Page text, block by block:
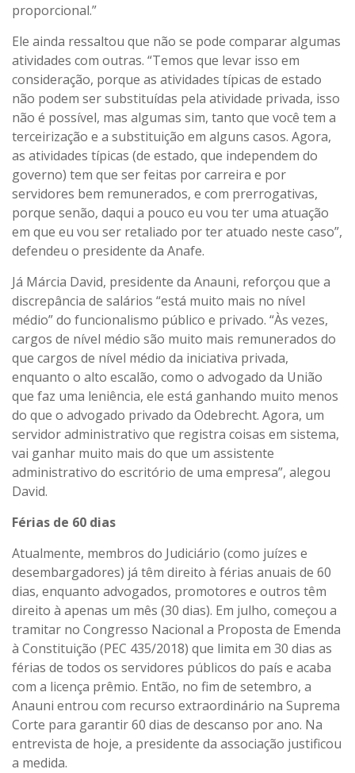
proporcional.”
Ele ainda ressaltou que não se pode comparar algumas
atividades com outras. “Temos que levar isso em
consideração, porque as atividades típicas de estado
não podem ser substituídas pela atividade privada, isso
não é possível, mas algumas sim, tanto que você tem a
terceirização e a substituição em alguns casos. Agora,
as atividades típicas (de estado, que independem do
governo) tem que ser feitas por carreira e por
servidores bem remunerados, e com prerrogativas,
porque senão, daqui a pouco eu vou ter uma atuação
em que eu vou ser retaliado por ter atuado neste caso”,
defendeu o presidente da Anafe.
Já Márcia David, presidente da Anauni, reforçou que a
discrepância de salários “está muito mais no nível
médio” do funcionalismo público e privado. “Às vezes,
cargos de nível médio são muito mais remunerados do
que cargos de nível médio da iniciativa privada,
enquanto o alto escalão, como o advogado da União
que faz uma leniência, ele está ganhando muito menos
do que o advogado privado da Odebrecht. Agora, um
servidor administrativo que registra coisas em sistema,
vai ganhar muito mais do que um assistente
administrativo do escritório de uma empresa”, alegou
David.
Férias de 60 dias
Atualmente, membros do Judiciário (como juízes e
desembargadores) já têm direito à férias anuais de 60
dias, enquanto advogados, promotores e outros têm
direito à apenas um mês (30 dias). Em julho, começou a
tramitar no Congresso Nacional a Proposta de Emenda
à Constituição (PEC 435/2018) que limita em 30 dias as
férias de todos os servidores públicos do país e acaba
com a licença prêmio. Então, no fim de setembro, a
Anauni entrou com recurso extraordinário na Suprema
Corte para garantir 60 dias de descanso por ano. Na
entrevista de hoje, a presidente da associação justificou
a medida.